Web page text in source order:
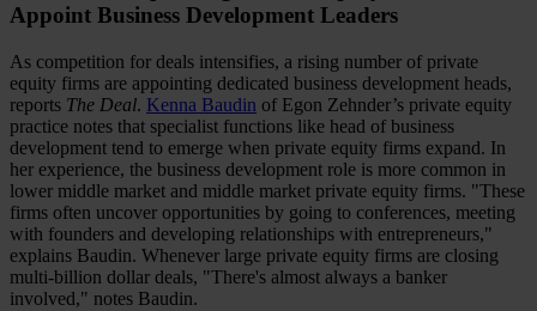
Appoint Business Development Leaders
As competition for deals intensifies, a rising number of private
equity firms are appointing dedicated business development heads,
reports The Deal. Kenna Baudin of Egon Zehnder’s private equity
practice notes that specialist functions like head of business
development tend to emerge when private equity firms expand. In
her experience, the business development role is more common in
lower middle market and middle market private equity firms. "These
firms often uncover opportunities by going to conferences, meeting
with founders and developing relationships with entrepreneurs,"
explains Baudin. Whenever large private equity firms are closing
multi-billion dollar deals, "There's almost always a banker
involved," notes Baudin.